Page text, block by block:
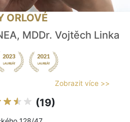
ORLOVÉ
MDDr. Vojtěch Linka
Zobrazit více >>
(19)